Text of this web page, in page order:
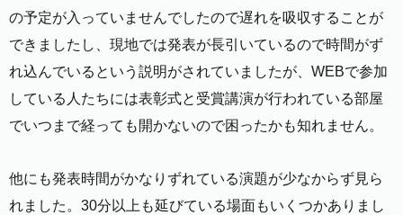
の予定が入っていませんでしたので遅れを吸収することが
できましたし、現地では発表が長引いているので時間がず
れ込んでいるという説明がされていましたが、WEBで参加
している人たちには表彰式と受賞講演が行われている部屋
でいつまで経っても開かないので困ったかも知れません。
他にも発表時間がかなりずれている演題が少なからず見ら
れました。30分以上も延びている場面もいくつかありまし